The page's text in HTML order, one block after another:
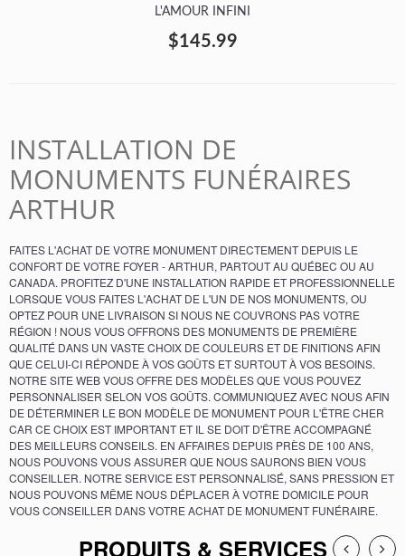
L'AMOUR INFINI
$145.99
INSTALLATION DE
MONUMENTS FUNÉRAIRES
ARTHUR
FAITES L'ACHAT DE VOTRE MONUMENT DIRECTEMENT DEPUIS LE
CONFORT DE VOTRE FOYER - ARTHUR, PARTOUT AU QUÉBEC OU AU
CANADA. PROFITEZ D'UNE INSTALLATION RAPIDE ET PROFESSIONNELLE
LORSQUE VOUS FAITES L'ACHAT DE L'UN DE NOS MONUMENTS, OU
OPTEZ POUR UNE LIVRAISON SI NOUS NE COUVRONS PAS VOTRE
RÉGION ! NOUS VOUS OFFRONS DES MONUMENTS DE PREMIÈRE
QUALITÉ DANS UN VASTE CHOIX DE COULEURS ET DE FINITIONS AFIN
QUE CELUI-CI RÉPONDE À VOS GOÛTS ET SURTOUT À VOS BESOINS.
NOTRE SITE WEB VOUS OFFRE DES MODÈLES QUE VOUS POUVEZ
PERSONNALISER SELON VOS GOÛTS. COMMUNIQUEZ AVEC NOUS AFIN
DE DÉTERMINER LE BON MODÈLE DE MONUMENT POUR L'ÊTRE CHER
CAR CE CHOIX EST IMPORTANT ET IL SE DOIT D'ÊTRE ACCOMPAGNÉ
DES MEILLEURS CONSEILS. EN AFFAIRES DEPUIS PRÈS DE 100 ANS,
NOUS POUVONS VOUS ASSURER QUE NOUS SAURONS BIEN VOUS
CONSEILLER. NOTRE SERVICE EST PERSONNALISÉ, SANS PRESSION ET
NOUS POUVONS MÊME NOUS DÉPLACER À VOTRE DOMICILE POUR
VOUS CONSEILLER DANS VOTRE ACHAT DE MONUMENT FUNÉRAIRE.
PRODUITS & SERVICES